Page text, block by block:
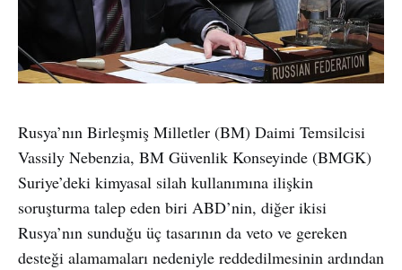
Rusya’nın Birleşmiş Milletler (BM) Daimi Temsilcisi
Vassily Nebenzia, BM Güvenlik Konseyinde (BMGK)
Suriye’deki kimyasal silah kullanımına ilişkin
soruşturma talep eden biri ABD’nin, diğer ikisi
Rusya’nın sunduğu üç tasarının da veto ve gereken
desteği alamamaları nedeniyle reddedilmesinin ardından